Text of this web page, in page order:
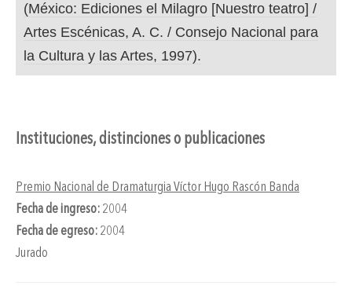
(México: Ediciones el Milagro [Nuestro teatro] /
Artes Escénicas, A. C. / Consejo Nacional para
la Cultura y las Artes, 1997).
Instituciones, distinciones o publicaciones
Premio Nacional de Dramaturgia Víctor Hugo Rascón Banda
Fecha de ingreso: 2004
Fecha de egreso: 2004
Jurado